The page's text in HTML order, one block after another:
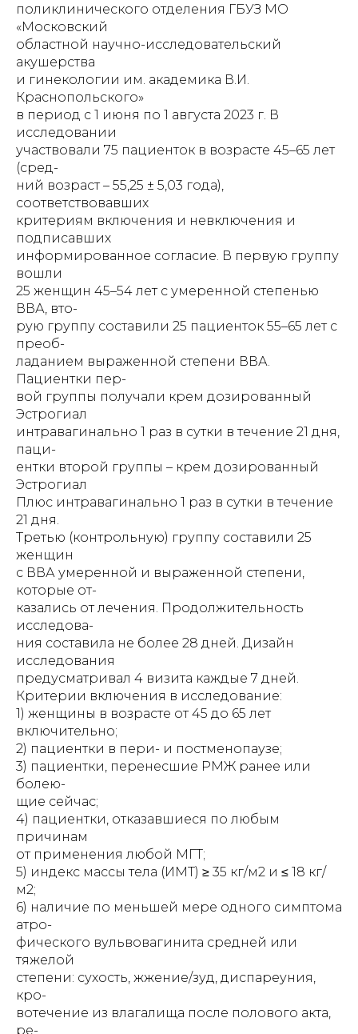
поликлинического отделения ГБУЗ МО
«Московский
областной научно-исследовательский
акушерства
и гинекологии им. академика В.И.
Краснопольского»
в период с 1 июня по 1 августа 2023 г. В
исследовании
участвовали 75 пациенток в возрасте 45–65 лет
(сред-
ний возраст – 55,25 ± 5,03 года),
соответствовавших
критериям включения и невключения и
подписавших
информированное согласие. В первую группу
вошли
25 женщин 45–54 лет с умеренной степенью
ВВА, вто-
рую группу составили 25 пациенток 55–65 лет с
преоб-
ладанием выраженной степени ВВА.
Пациентки пер-
вой группы получали крем дозированный
Эстрогиал
интравагинально 1 раз в сутки в течение 21 дня,
паци-
ентки второй группы – крем дозированный
Эстрогиал
Плюс интравагинально 1 раз в сутки в течение
21 дня.
Третью (контрольную) группу составили 25
женщин
с ВВА умеренной и выраженной степени,
которые от-
казались от лечения. Продолжительность
исследова-
ния составила не более 28 дней. Дизайн
исследования
предусматривал 4 визита каждые 7 дней.
Критерии включения в исследование:
1) женщины в возрасте от 45 до 65 лет
включительно;
2) пациентки в пери- и постменопаузе;
3) пациентки, перенесшие РМЖ ранее или
болею-
щие сейчас;
4) пациентки, отказавшиеся по любым
причинам
от применения любой МГТ;
5) индекс массы тела (ИМТ) ≥ 35 кг/м2 и ≤ 18 кг/
м2;
6) наличие по меньшей мере одного симптома
атро-
фического вульвовагинита средней или
тяжелой
степени: сухость, жжение/зуд, диспареуния,
кро-
вотечение из влагалища после полового акта,
ре-